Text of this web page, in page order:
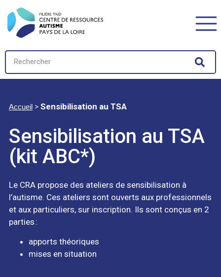
Accueil> Sensibilisation au TSA
Sensibilisation au TSA
(kit ABC*)
Le CRA propose des ateliers de sensibilisation à
l’autisme. Ces ateliers sont ouverts aux professionnels
et aux particuliers, sur inscription. Ils sont conçus en 2
parties :
apports théoriques
mises en situation